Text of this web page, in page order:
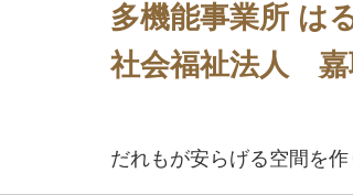
多機能事業所 は
社会福祉法人 嘉
だれもが安らげる空間を作